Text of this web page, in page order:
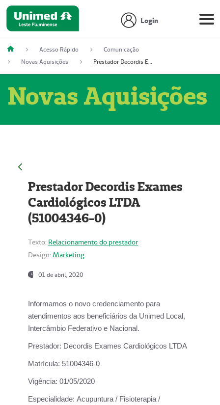
Login
Acesso Rápido
Comunicação
Novas Aquisições
Prestador Decordis Exames Cardiológicos LTDA (51004346-0)
Novas Aquisições
Prestador Decordis Exames
Cardiológicos LTDA
(51004346-0)
Texto: Relacionamento do prestador
Design: Marketing
01 de abril, 2020
Informamos o novo credenciamento para
atendimentos aos beneficiários da Unimed Local,
Intercâmbio Federativo e Nacional.
Prestador: Decordis Exames Cardiológicos LTDA
Matrícula: 51004346-0
Vigência: 01/05/2020
Especialidade: Acupuntura / Fisioterapia /